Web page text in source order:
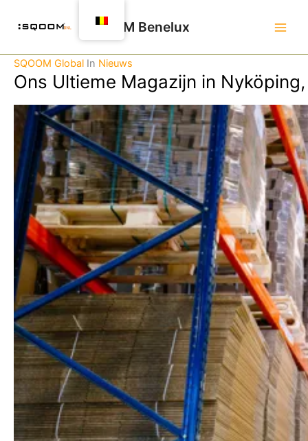
naar
inhoud
SQOOM Benelux
SQOOM Global In Nieuws
Ons Ultieme Magazijn in